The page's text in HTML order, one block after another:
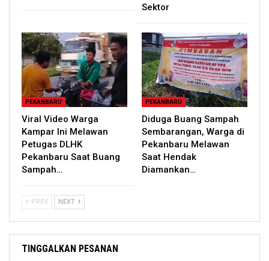
Sektor
PEKANBARU
Viral Video Warga
Kampar Ini Melawan
Petugas DLHK
Pekanbaru Saat Buang
Sampah…
PEKANBARU
Diduga Buang Sampah
Sembarangan, Warga di
Pekanbaru Melawan
Saat Hendak
Diamankan…
PREV NEXT
TINGGALKAN PESANAN